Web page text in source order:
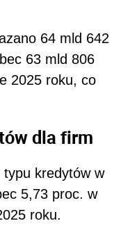
64 mld 642
63 mld 806
2025 roku, co
dla firm
typu kredytów w
5,73 proc. w
roku.